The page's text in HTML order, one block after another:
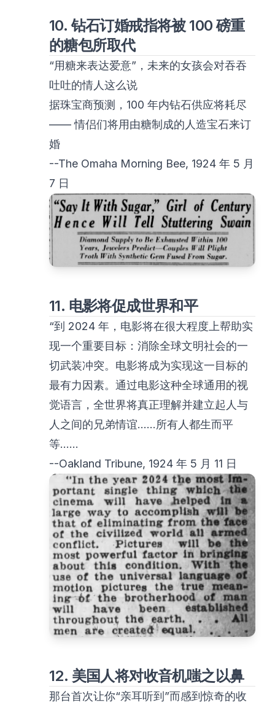
10. 钻石订婚戒指将被 100 磅重
的糖包所取代
“用糖来表达爱意”，未来的女孩会对吞吞
吐吐的情人这么说
据珠宝商预测，100 年内钻石供应将耗尽
—— 情侣们将用由糖制成的人造宝石来订
婚
--The Omaha Morning Bee, 1924 年 5 月
7 日
11. 电影将促成世界和平
“到 2024 年，电影将在很大程度上帮助实
现一个重要目标：消除全球文明社会的一
切武装冲突。电影将成为实现这一目标的
最有力因素。通过电影这种全球通用的视
觉语言，全世界将真正理解并建立起人与
人之间的兄弟情谊……所有人都生而平
等……
--Oakland Tribune, 1924 年 5 月 11 日
12. 美国人将对收音机嗤之以鼻
那台首次让你“亲耳听到”而感到惊奇的收